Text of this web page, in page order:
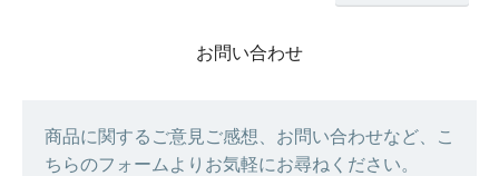
お問い合わせ
商品に関するご意見ご感想、お問い合わせなど、こ
ちらのフォームよりお気軽にお尋ねください。